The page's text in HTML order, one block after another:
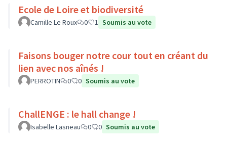
Ecole de Loire et biodiversité
Camille Le Roux 0 1 Soumis au vote
Faisons bouger notre cour tout en créant du
lien avec nos aînés !
PERROTIN 0 0 Soumis au vote
ChallENGE : le hall change !
Isabelle Lasneau 0 0 Soumis au vote